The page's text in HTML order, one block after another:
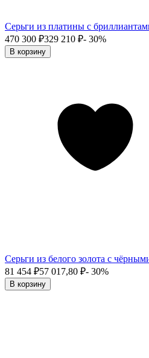
Серьги из платины с
470 300 ₽329 210 ₽- 30%
В корзину
Серьги из белого золота с
81 454 ₽57 017,80 ₽- 30%
В корзину